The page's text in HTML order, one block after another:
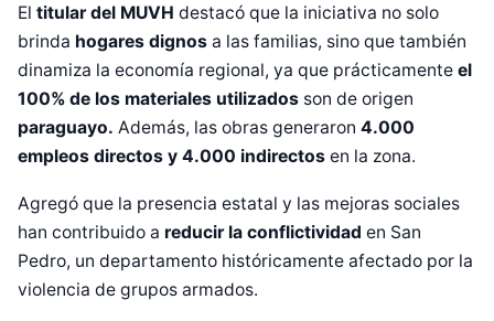
El titular del MUVH destacó que la iniciativa no solo
brinda hogares dignos a las familias, sino que también
dinamiza la economía regional, ya que prácticamente el
100% de los materiales utilizados son de origen
paraguayo. Además, las obras generaron 4.000
empleos directos y 4.000 indirectos en la zona.
Agregó que la presencia estatal y las mejoras sociales
han contribuido a reducir la conflictividad en San
Pedro, un departamento históricamente afectado por la
violencia de grupos armados.